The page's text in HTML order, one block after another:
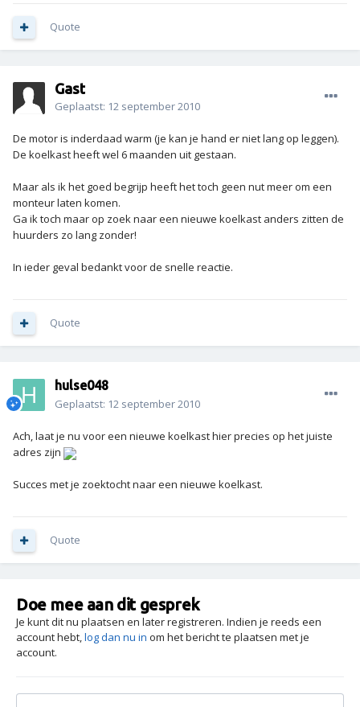
Quote
Gast
Geplaatst: 12 september 2010
De motor is inderdaad warm (je kan je hand er niet lang op leggen).
De koelkast heeft wel 6 maanden uit gestaan.
Maar als ik het goed begrijp heeft het toch geen nut meer om een
monteur laten komen.
Ga ik toch maar op zoek naar een nieuwe koelkast anders zitten de
huurders zo lang zonder!
In ieder geval bedankt voor de snelle reactie.
Quote
hulse048
Geplaatst: 12 september 2010
Ach, laat je nu voor een nieuwe koelkast hier precies op het juiste
adres zijn
Succes met je zoektocht naar een nieuwe koelkast.
Quote
Doe mee aan dit gesprek
Je kunt dit nu plaatsen en later registreren. Indien je reeds een
account hebt,log dan nu in om het bericht te plaatsen met je
account.